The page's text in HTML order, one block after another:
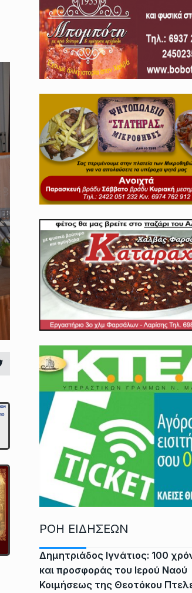
ΡΟΗ ΕΙΔΗΣΕΩΝ
Δημητριάδος Ιγνάτιος: 100
και προσφοράς του Ιερού Ναού
Κοιμήσεως της Θεοτόκου